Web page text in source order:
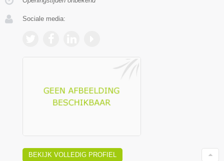
Sociale media:
BEKIJK VOLLEDIG PROFIEL